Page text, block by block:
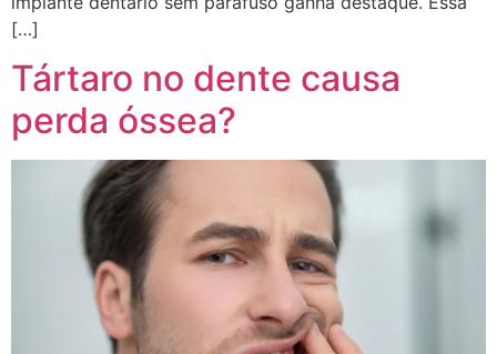
[…]
Tártaro no dente causa
perda óssea?